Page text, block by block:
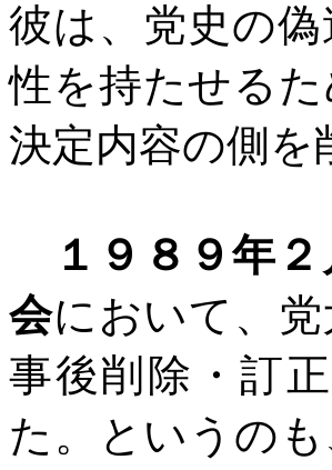
彼は、党史の
性を持たせるた
決定内容の側を
１９８９年２
会において、
事後削除・訂
た。というの